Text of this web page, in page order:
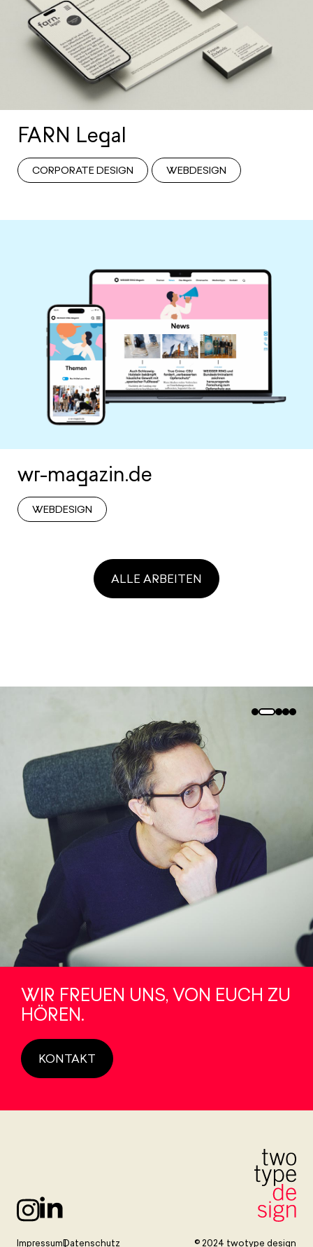
FARN Legal
CORPORATE DESIGN WEBDESIGN
wr-magazin.de
WEBDESIGN
ALLE ARBEITEN
WIR FREUEN UNS, VON EUCH ZU
HÖREN.
KONTAKT
ImpressumDatenschutz © 2024 twotype design